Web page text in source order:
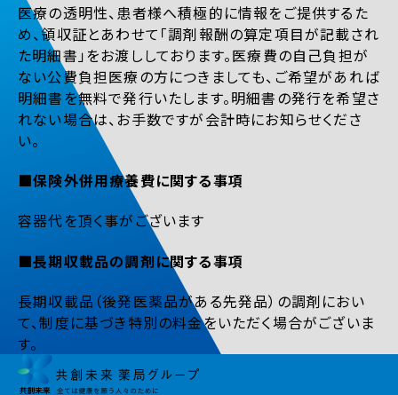
医療の透明性、患者様へ積極的に情報をご提供するた
め、領収証とあわせて「調剤報酬の算定項目が記載され
た明細書」をお渡ししております。医療費の自己負担が
ない公費負担医療の方につきましても、ご希望があれば
明細書を無料で発行いたします。明細書の発行を希望さ
れない場合は、お手数ですが会計時にお知らせくださ
い。
■保険外併用療養費に関する事項
容器代を頂く事がございます
■長期収載品の調剤に関する事項
長期収載品（後発医薬品がある先発品）の調剤におい
て、制度に基づき特別の料金をいただく場合がございま
す。